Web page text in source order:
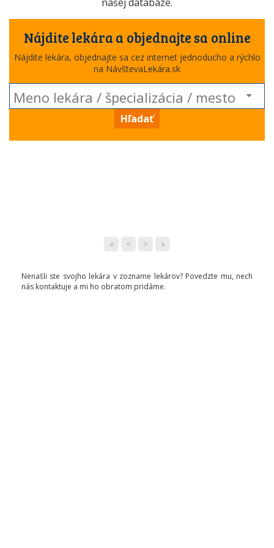
Nájdite lekára a objednajte sa online
Nájdite lekára, objednajte sa cez internet jednoducho a rýchlo
na NávštevaLekára.sk
Hľadať
« < > »
Nenašli ste svojho lekára v zozname lekárov? Povedzte mu, nech
nás kontaktuje a mi ho obratom pridáme.